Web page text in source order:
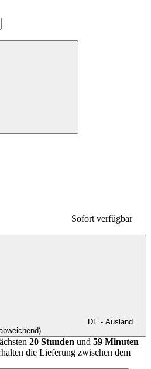
Sofort verfügbar
DE - Ausland
20 Stunden und 59 Minuten
die Lieferung zwischen dem